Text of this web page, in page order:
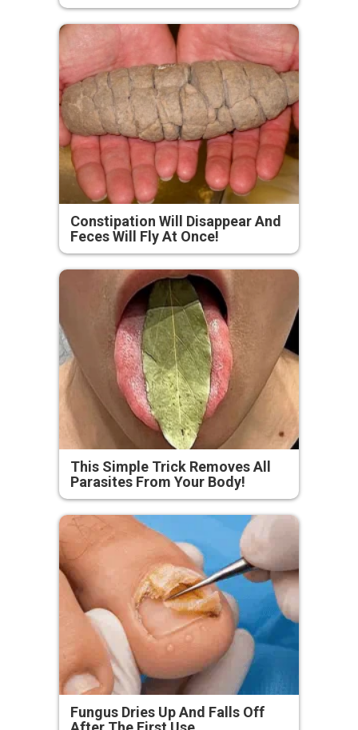
Constipation Will Disappear And
Feces Will Fly At Once!
This Simple Trick Removes All
Parasites From Your Body!
Fungus Dries Up And Falls Off